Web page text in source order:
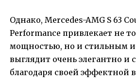
Однако, Mercedes-AMG S 63
Performance привлекает не
мощностью, но и стильным
выглядит очень элегантно и
благодаря своей эффектной